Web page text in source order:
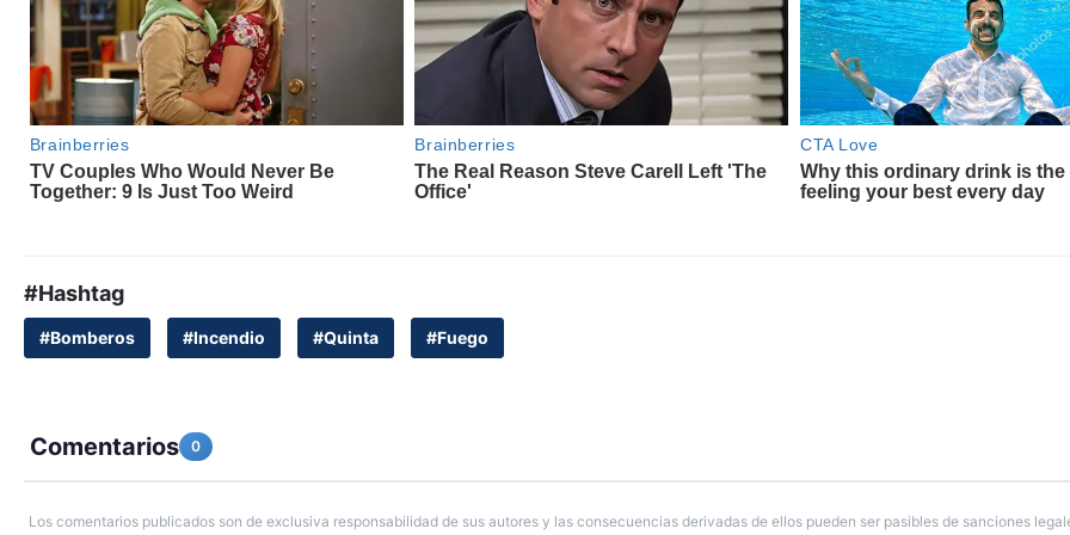
#Hashtag
#Bomberos #Incendio #Quinta #Fuego
Comentarios 0
Los comentarios publicados son de exclusiva responsabilidad de sus autores y las consecuencias derivadas de ellos pueden ser pasibles de sanciones